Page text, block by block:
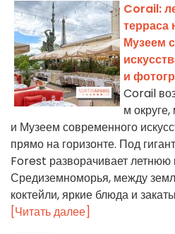
Corail:
терраса
Музеем
и
Corail
м
и Музеем современного
прямо на горизонте. Под
Forest разворачивает летнюю
Средиземноморья, между
коктейли, яркие блюда и
[Читать далее]